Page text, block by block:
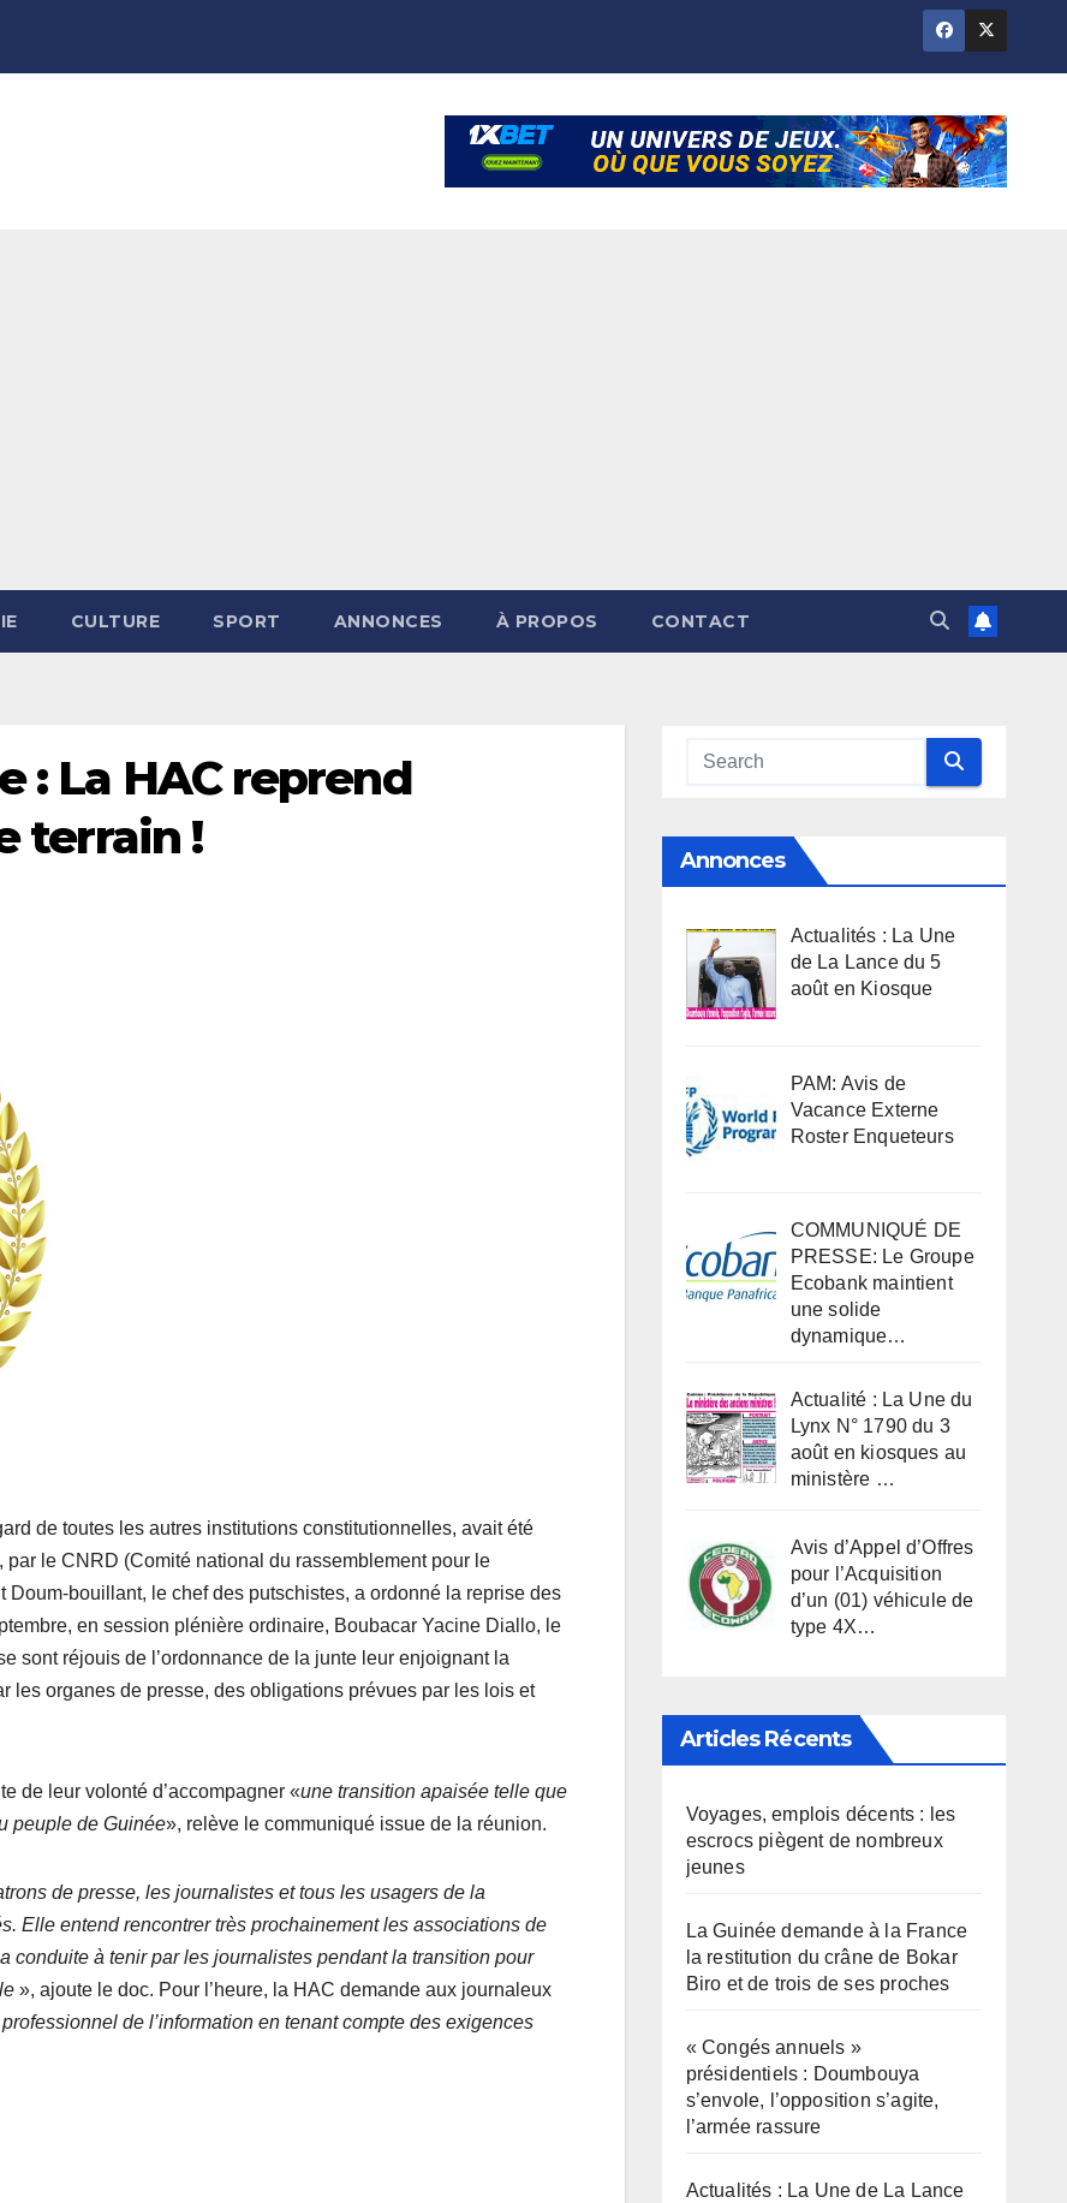
CULTURE SPORT ANNONCES À PROPOS CONTACT
: La HAC reprend
terrain !
de toutes les autres institutions constitutionnelles, avait été
le CNRD (Comité national du rassemblement pour le
Doum-bouillant, le chef des putschistes, a ordonné la reprise des
en session plénière ordinaire, Boubacar Yacine Diallo, le
sont réjouis de l’ordonnance de la junte leur enjoignant la
les organes de presse, des obligations prévues par les lois et
de leur volonté d’accompagner «une transition apaisée telle que
peuple de Guinée», relève le communiqué issue de la réunion.
de presse, les journalistes et tous les usagers de la
Elle entend rencontrer très prochainement les associations de
conduite à tenir par les journalistes pendant la transition pour
», ajoute le doc. Pour l’heure, la HAC demande aux journaleux
de l’information en tenant compte des exigences
Annonces
Actualités : La Une
de La Lance du 5
août en Kiosque
PAM: Avis de
Vacance Externe
Roster Enqueteurs
COMMUNIQUÉ DE
PRESSE: Le Groupe
Ecobank maintient
une solide
dynamique…
Actualité : La Une du
Lynx N° 1790 du 3
août en kiosques au
ministère …
Avis d’Appel d’Offres
pour l’Acquisition
d’un (01) véhicule de
type 4X…
Articles Récents
Voyages, emplois décents : les
escrocs piègent de nombreux
jeunes
La Guinée demande à la France
la restitution du crâne de Bokar
Biro et de trois de ses proches
« Congés annuels »
présidentiels : Doumbouya
s’envole, l’opposition s’agite,
l’armée rassure
Actualités : La Une de La Lance